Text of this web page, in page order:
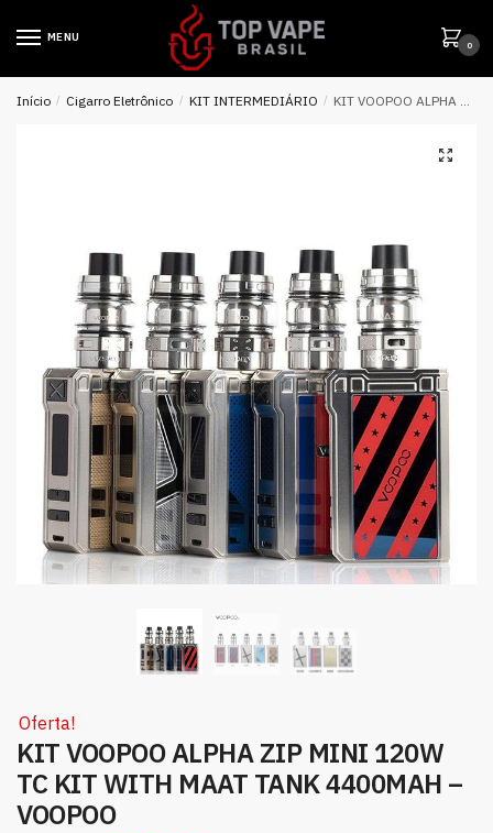
MENU
0
Início / Cigarro Eletrônico / KIT INTERMEDIÁRIO / KIT VOOPOO ALPHA ZIP MINI 120W TC KIT WITH MAAT TANK 4400MAH – VOOPOO
Oferta!
KIT VOOPOO ALPHA ZIP MINI 120W
TC KIT WITH MAAT TANK 4400MAH –
VOOPOO